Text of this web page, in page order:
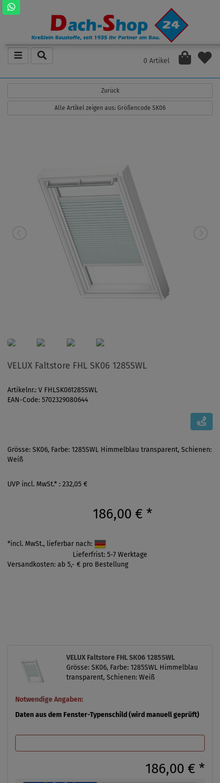
0 Artikel
Zurück
Alle Artikel zeigen aus: Größencode SK06
VELUX Faltstore FHL SK06 1285SWL
Artikelnr.: V FHLSK061285SWL
EAN-Code: 5702329080644
Grösse: SK06, Farbe: 1285SWL Himmelblau transparent, Schienen:
Weiß
UVP incl. MwSt.* : 232,05 €
186,00 € *
*incl. MwSt., lieferbar nach:
Lieferfrist: 5-7 Werktage
Versandkosten: ab 5,- € pro Bestellung
VELUX Faltstore FHL SK06 1285SWL
Grösse: SK06, Farbe: 1285SWL Himmelblau
transparent, Schienen: Weiß
Notwendige Angaben:
Daten aus dem Fenster-Typenschild (wird manuell geprüft)
186,00 € *